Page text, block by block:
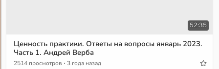
52:35
Ценность практики. Ответы на вопросы январь 2023.
Часть 1. Андрей Верба
2514 просмотров · 3 года назад